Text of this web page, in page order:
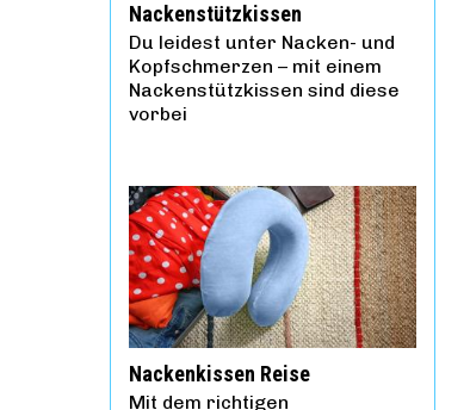
Nackenstützkissen
Du leidest unter Nacken- und
Kopfschmerzen – mit einem
Nackenstützkissen sind diese
vorbei
Nackenkissen Reise
Mit dem richtigen